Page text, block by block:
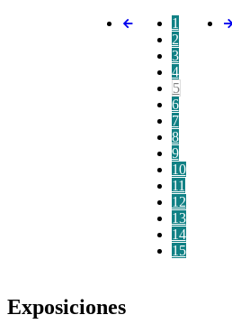
1
2
3
4
5
6
7
8
9
10
11
12
13
14
15
Exposiciones